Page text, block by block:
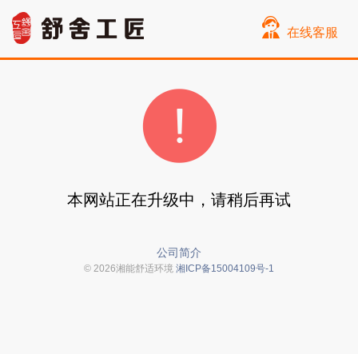
在线客服
本网站正在升级中，请稍后再试
公司简介
© 2026湘能舒适环境 湘ICP备15004109号-1